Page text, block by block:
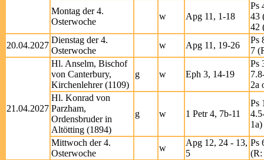
Montag der 4.
Osterwoche
w Apg 11, 1-18
Ps
43
42
20.04.2027
Dienstag der 4.
Osterwoche
w Apg 11, 19-26
Ps
7
21.04.2027
Hl. Anselm, Bischof
von Canterbury,
Kirchenlehrer (1109)
g w Eph 3, 14-19
Ps
2a
Hl. Konrad von
Parzham,
Ordensbruder in
Altötting (1894)
g w 1 Petr 4, 7b-11
Ps
1a)
Mittwoch der 4.
Osterwoche
w
Apg 12, 24 - 13,
5
Ps
(R: